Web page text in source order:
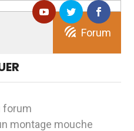
Forum
forum
montage mouche